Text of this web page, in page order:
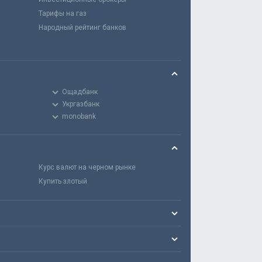
Тарифы на газ
Народный рейтинг банков
Ощадбанк
Укргазбанк
monobank
Курс валют на черном рынке
Купить злотый